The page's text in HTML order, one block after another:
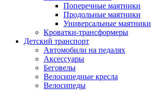
Поперечные маятники
Продольные маятники
Универсальные маятники
Кроватки-трансформеры
Детский транспорт
Автомобили на педалях
Аксессуары
Беговелы
Велосипедные кресла
Велосипеды